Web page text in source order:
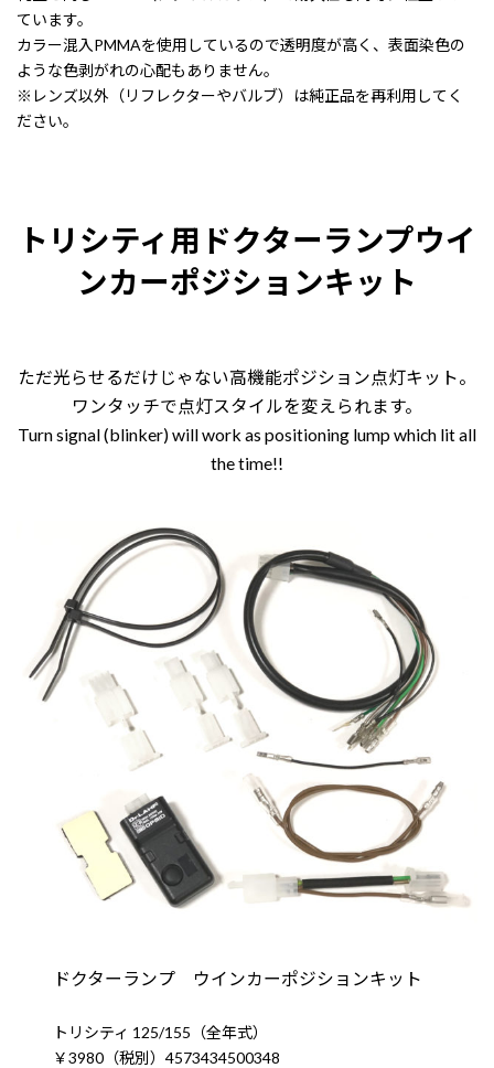
ています。
カラー混入PMMAを使用しているので透明度が高く、表面染色の
ような色剥がれの心配もありません。
※レンズ以外（リフレクターやバルブ）は純正品を再利用してく
ださい。
トリシティ用ドクターランプウイ
ンカーポジションキット
ただ光らせるだけじゃない高機能ポジション点灯キット。
ワンタッチで点灯スタイルを変えられます。
Turn signal (blinker) will work as positioning lump which lit all
the time!!
ドクターランプ ウインカーポジションキット
トリシティ 125/155（全年式）
￥3980（税別）4573434500348